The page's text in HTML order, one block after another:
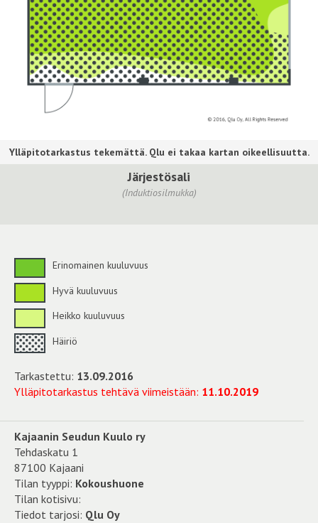
Järjestösali
(Induktiosilmukka)
Erinomainen kuuluvuus
Hyvä kuuluvuus
Heikko kuuluvuus
Häiriö
Tarkastettu: 13.09.2016
Ylläpitotarkastus tehtävä viimeistään: 11.10.2019
Kajaanin Seudun Kuulo ry
Tehdaskatu 1
87100 Kajaani
Tilan tyyppi: Kokoushuone
Tilan kotisivu:
Tiedot tarjosi: Qlu Oy